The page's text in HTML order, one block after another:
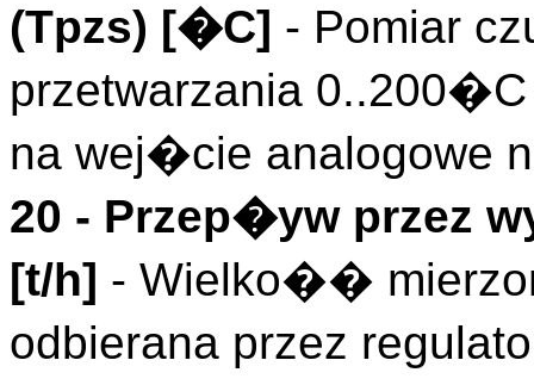
(Tpzs) [�C] - Pomiar
przetwarzania
na wej�cie analogowe
20 - Przep�yw przez
[t/h] - Wielko��
odbierana przez